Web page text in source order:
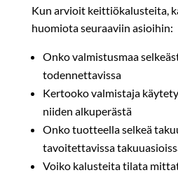
Kun arvioit keittiökalusteita,
huomiota seuraaviin asioihin:
Onko valmistusmaa
todennettavissa
Kertooko valmistaja
niiden alkuperästä
Onko tuotteella selkeä
tavoitettavissa
Voiko kalusteita tilata